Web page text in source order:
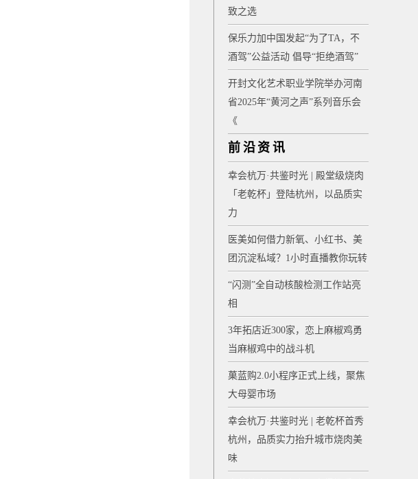
致之选
保乐力加中国发起“为了TA，不
酒驾”公益活动 倡导“拒绝酒驾”
开封文化艺术职业学院举办河南
省2025年“黄河之声”系列音乐会
《
前沿资讯
幸会杭万·共鉴时光 | 殿堂级烧肉
「老乾杯」登陆杭州，以品质实
力
医美如何借力新氧、小红书、美
团沉淀私域？1小时直播教你玩转
“闪测”全自动核酸检测工作站亮
相
3年拓店近300家，恋上麻椒鸡勇
当麻椒鸡中的战斗机
菓蓝购2.0小程序正式上线，聚焦
大母婴市场
幸会杭万·共鉴时光 | 老乾杯首秀
杭州，品质实力抬升城市烧肉美
味